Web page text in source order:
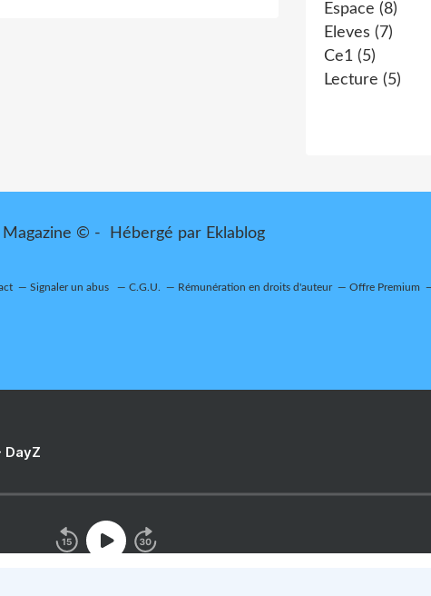
Espace (8)
Eleves (7)
Ce1 (5)
Lecture (5)
Magazine © - Hébergé par Eklablog
Signaler un abus C.G.U. Rémunération en droits d'auteur Offre Premium
DayZ